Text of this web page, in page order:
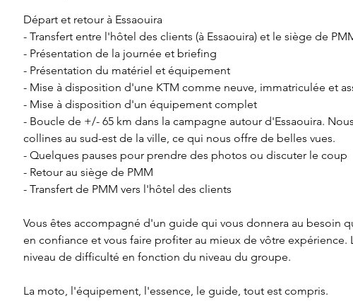
Départ et retour à Essaouira
- Transfert entre l'hôtel des clients (à Essaouira) et le siège de
- Présentation de la journée et briefing
- Présentation du matériel et équipement
- Mise à disposition d'une KTM comme neuve, immatriculée et
- Mise à disposition d'un équipement complet
- Boucle de +/- 65 km dans la campagne autour d'Essaouira.
collines au sud-est de la ville, ce qui nous offre de belles vues.
- Quelques pauses pour prendre des photos ou discuter le coup
- Retour au siège de PMM
- Transfert de PMM vers l'hôtel des clients
Vous êtes accompagné d'un guide qui vous donnera au besoin
en confiance et vous faire profiter au mieux de vôtre expérience.
niveau de difficulté en fonction du niveau du groupe.
La moto, l'équipement, l'essence, le guide, tout est compris.